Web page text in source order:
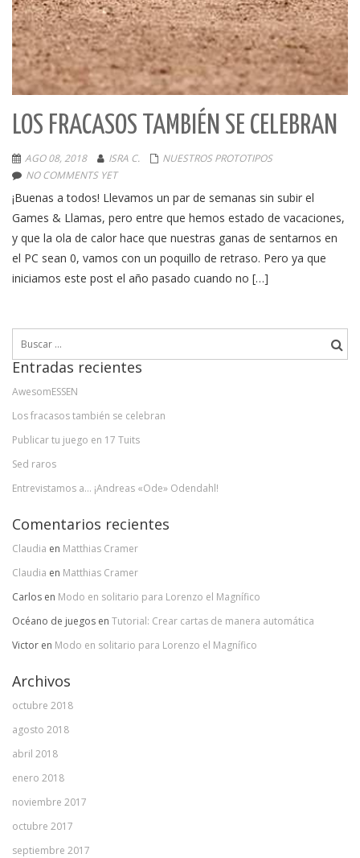
LOS FRACASOS TAMBIÉN SE CELEBRAN
AGO 08, 2018 ISRA C.
NUESTROS PROTOTIPOS
NO COMMENTS YET
¡Buenas a todos! Llevamos un par de semanas sin subir el
Games & Llamas, pero entre que hemos estado de vacaciones,
y que la ola de calor hace que nuestras ganas de sentarnos en
el PC sean 0, vamos con un poquillo de retraso. Pero ya que
iniciamos este post el año pasado cuando no […]
Entradas recientes
AwesomESSEN
Los fracasos también se celebran
Publicar tu juego en 17 Tuits
Sed raros
Entrevistamos a… ¡Andreas «Ode» Odendahl!
Comentarios recientes
Claudia en Matthias Cramer
Claudia en Matthias Cramer
Carlos en Modo en solitario para Lorenzo el Magnífico
Océano de juegos en Tutorial: Crear cartas de manera automática
Victor en Modo en solitario para Lorenzo el Magnífico
Archivos
octubre 2018
agosto 2018
abril 2018
enero 2018
noviembre 2017
octubre 2017
septiembre 2017